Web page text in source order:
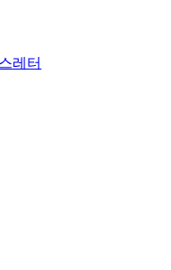
레터